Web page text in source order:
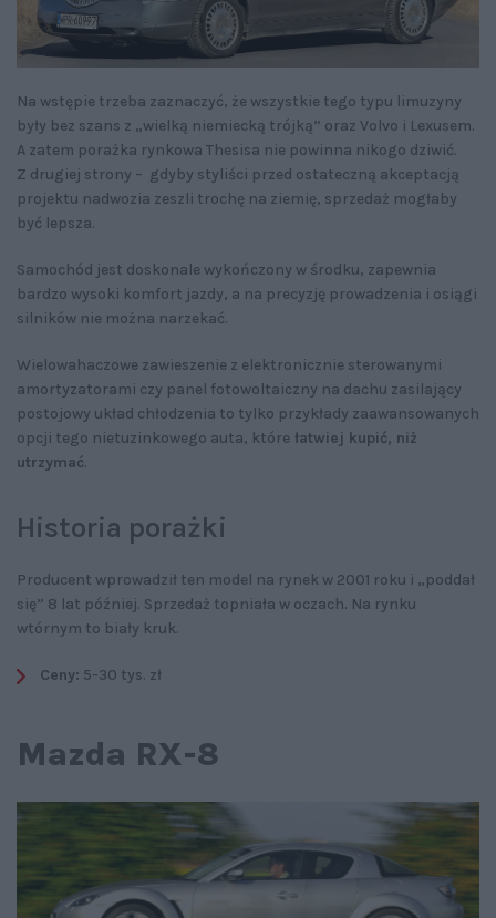
Na wstępie trzeba zaznaczyć, że wszystkie tego typu limuzyny
były bez szans z „wielką niemiecką trójką” oraz Volvo i Lexusem.
A zatem porażka rynkowa Thesisa nie powinna nikogo dziwić.
Z drugiej strony – gdyby styliści przed ostateczną akceptacją
projektu nadwozia zeszli trochę na ziemię, sprzedaż mogłaby
być lepsza.
Samochód jest doskonale wykończony w środku, zapewnia
bardzo wysoki komfort jazdy, a na precyzję prowadzenia i osiągi
silników nie można narzekać.
Wielowahaczowe zawieszenie z elektronicznie sterowanymi
amortyzatorami czy panel fotowoltaiczny na dachu zasilający
postojowy układ chłodzenia to tylko przykłady zaawansowanych
opcji tego nietuzinkowego auta, które łatwiej kupić, niż
utrzymać.
Historia porażki
Producent wprowadził ten model na rynek w 2001 roku i „poddał
się” 8 lat później. Sprzedaż topniała w oczach. Na rynku
wtórnym to biały kruk.
Ceny: 5-30 tys. zł
Mazda RX-8